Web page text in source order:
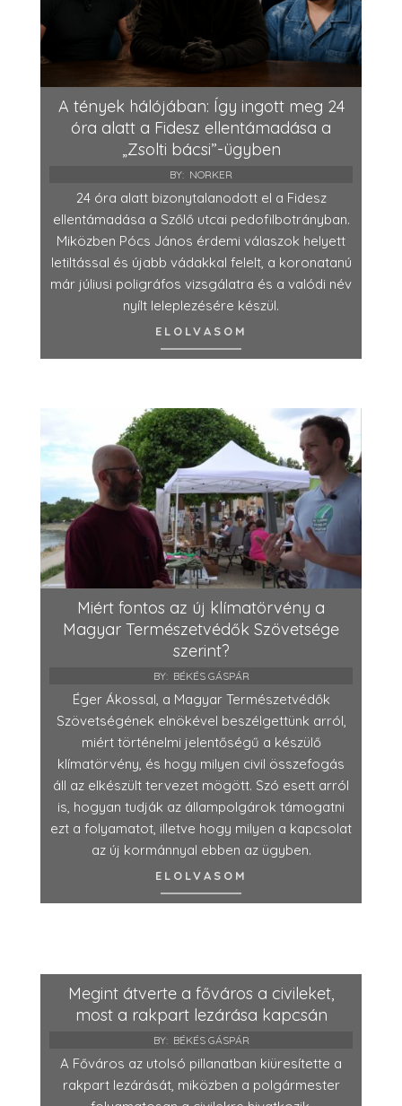
A tények hálójában: Így ingott meg 24
óra alatt a Fidesz ellentámadása a
„Zsolti bácsi”-ügyben
BY: NORKER
24 óra alatt bizonytalanodott el a Fidesz
ellentámadása a Szőlő utcai pedofilbotrányban.
Miközben Pócs János érdemi válaszok helyett
letiltással és újabb vádakkal felelt, a koronatanú
már júliusi poligráfos vizsgálatra és a valódi név
nyílt leleplezésére készül.
ELOLVASOM
Miért fontos az új klímatörvény a
Magyar Természetvédők Szövetsége
szerint?
BY: BÉKÉS GÁSPÁR
Éger Ákossal, a Magyar Természetvédők
Szövetségének elnökével beszélgettünk arról,
miért történelmi jelentőségű a készülő
klímatörvény, és hogy milyen civil összefogás
áll az elkészült tervezet mögött. Szó esett arról
is, hogyan tudják az állampolgárok támogatni
ezt a folyamatot, illetve hogy milyen a kapcsolat
az új kormánnyal ebben az ügyben.
ELOLVASOM
Megint átverte a főváros a civileket,
most a rakpart lezárása kapcsán
BY: BÉKÉS GÁSPÁR
A Főváros az utolsó pillanatban kiüresítette a
rakpart lezárását, miközben a polgármester